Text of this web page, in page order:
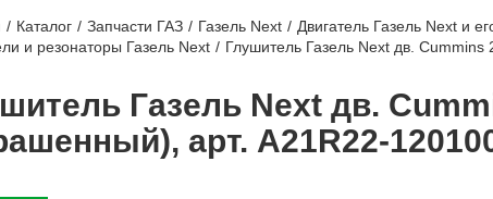
/ Каталог / Запчасти ГАЗ / Газель Next / Двигатель Газель Next и
и резонаторы Газель Next / Глушитель Газель Next дв.
Газель Next дв.
арт. A21R22-